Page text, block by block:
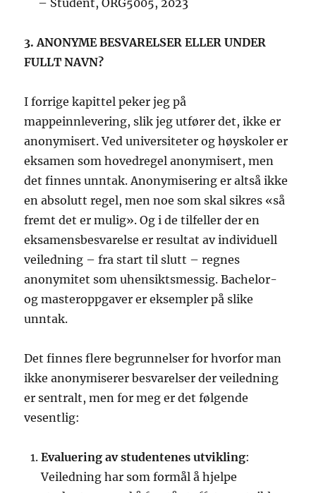
3. ANONYME BESVARELSER ELLER UNDER
FULLT NAVN?
I forrige kapittel peker jeg på
mappeinnlevering, slik jeg utfører det, ikke er
anonymisert. Ved universiteter og høyskoler er
eksamen som hovedregel anonymisert, men
det finnes unntak. Anonymisering er altså ikke
en absolutt regel, men noe som skal sikres «så
fremt det er mulig». Og i de tilfeller der en
eksamensbesvarelse er resultat av individuell
veiledning – fra start til slutt – regnes
anonymitet som uhensiktsmessig. Bachelor-
og masteroppgaver er eksempler på slike
unntak.
Det finnes flere begrunnelser for hvorfor man
ikke anonymiserer besvarelser der veiledning
er sentralt, men for meg er det følgende
vesentlig:
Evaluering av studentenes utvikling:
Veiledning har som formål å hjelpe